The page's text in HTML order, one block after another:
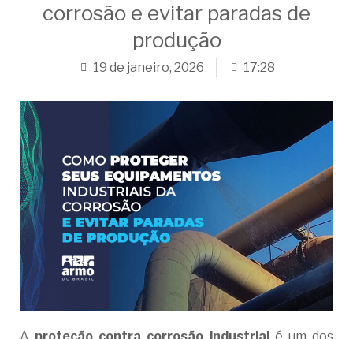
corrosão e evitar paradas de
produção
19 de janeiro, 2026 17:28